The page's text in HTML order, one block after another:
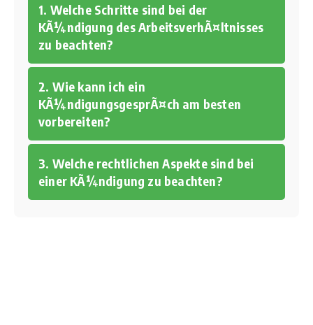
1. Welche Schritte sind bei der
KÃ¼ndigung des ArbeitsverhÃ¤ltnisses
zu beachten?
2. Wie kann ich ein
KÃ¼ndigungsgesprÃ¤ch am besten
vorbereiten?
3. Welche rechtlichen Aspekte sind bei
einer KÃ¼ndigung zu beachten?